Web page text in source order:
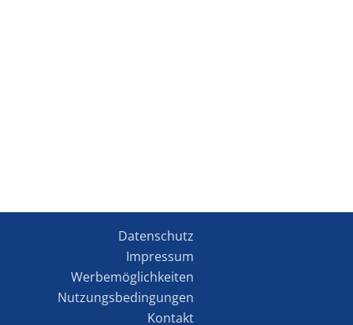
Datenschutz
Impressum
Werbemöglichkeiten
Nutzungsbedingungen
Kontakt